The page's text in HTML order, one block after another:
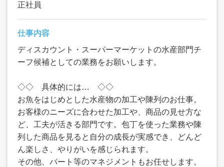
正社員
仕事内容
ディスカウント・スーパーマーケットの水産部門チ
ーフ候補としての業務をお願いします。
◇◇ 具体的には… ◇◇
お魚をはじめとした水産物の加工や陳列のお仕事。
お客様のニーズに合わせた加工や、商品の見せ方な
ど、工夫が活きる部門です。包丁を使った業務や陳
列した商品を見ると自分の成長が実感でき、どんど
ん楽しさ、やりがいを感じられます。
その他、パート等のマネジメントもお任せします。